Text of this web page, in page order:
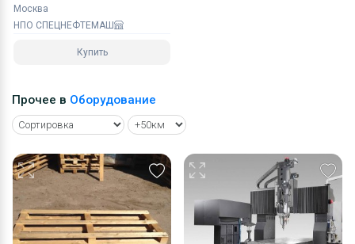
Москва
НПО СПЕЦНЕФТЕМАШ
Купить
Прочее в Оборудование